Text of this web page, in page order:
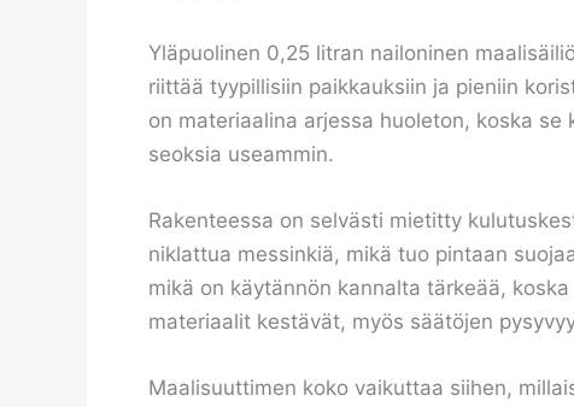
Yläpuolinen 0,25 litran nailoninen
riittää tyypillisiin paikkauksiin ja pieniin
on materiaalina arjessa huoleton, koska
seoksia useammin.
Rakenteessa on selvästi mietitty
niklattua messinkiä, mikä tuo pintaan
mikä on käytännön kannalta tärkeää,
materiaalit kestävät, myös säätöjen
Maalisuuttimen koko vaikuttaa siihen,